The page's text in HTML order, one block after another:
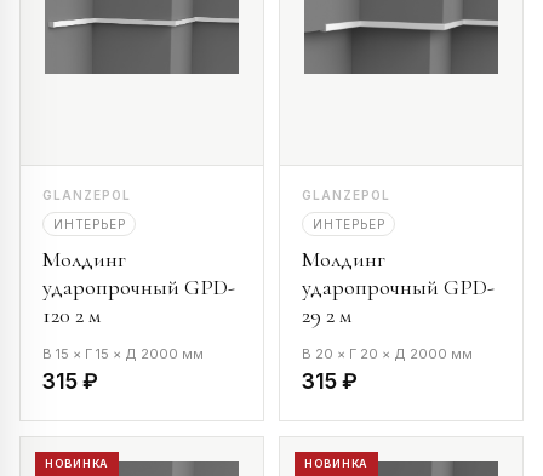
GLANZEPOL
ИНТЕРЬЕР
Молдинг
ударопрочный GPD-
120 2 м
В 15 × Г 15 × Д 2000 мм
315 ₽
GLANZEPOL
ИНТЕРЬЕР
Молдинг
ударопрочный GPD-
29 2 м
В 20 × Г 20 × Д 2000 мм
315 ₽
НОВИНКА НОВИНКА